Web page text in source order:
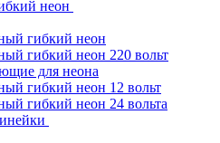
неон
гибкий неон
гибкий неон 220 вольт
для неона
гибкий неон 12 вольт
гибкий неон 24 вольта